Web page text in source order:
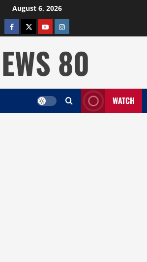
August 6, 2026
facebooktwitterYOUTUBE
instagram
80
WATCH